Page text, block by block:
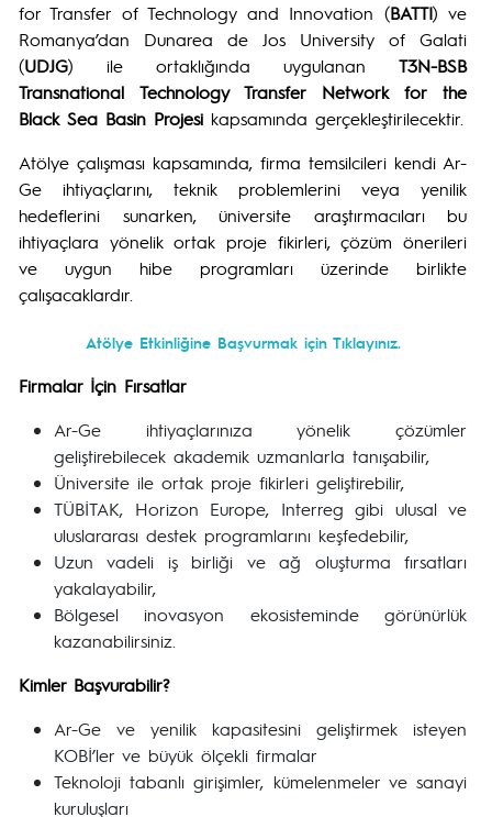
for Transfer of Technology and Innovation (BATTI) ve
Romanya’dan Dunarea de Jos University of Galati
(UDJG) ile ortaklığında uygulanan T3N-BSB
Transnational Technology Transfer Network for the
Black Sea Basin Projesi kapsamında gerçekleştirilecektir.
Atölye çalışması kapsamında, firma temsilcileri kendi Ar-
Ge ihtiyaçlarını, teknik problemlerini veya yenilik
hedeflerini sunarken, üniversite araştırmacıları bu
ihtiyaçlara yönelik ortak proje fikirleri, çözüm önerileri
ve uygun hibe programları üzerinde birlikte
çalışacaklardır.
Atölye Etkinliğine Başvurmak için Tıklayınız.
Firmalar İçin Fırsatlar
Ar-Ge ihtiyaçlarınıza yönelik çözümler
geliştirebilecek akademik uzmanlarla tanışabilir,
Üniversite ile ortak proje fikirleri geliştirebilir,
TÜBİTAK, Horizon Europe, Interreg gibi ulusal ve
uluslararası destek programlarını keşfedebilir,
Uzun vadeli iş birliği ve ağ oluşturma fırsatları
yakalayabilir,
Bölgesel inovasyon ekosisteminde görünürlük
kazanabilirsiniz.
Kimler Başvurabilir?
Ar-Ge ve yenilik kapasitesini geliştirmek isteyen
KOBİ’ler ve büyük ölçekli firmalar
Teknoloji tabanlı girişimler, kümelenmeler ve sanayi
kuruluşları